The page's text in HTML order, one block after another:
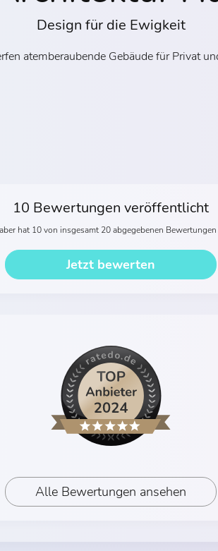
Design für die Ewigkeit
atemberaubende Gebäude für Privat
10 Bewertungen veröffentlicht
hat 10 von insgesamt 20 abgegebenen
Jetzt bewerten
Alle Bewertungen ansehen